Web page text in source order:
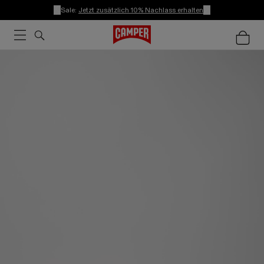
Sale: Jetzt zusätzlich 10% Nachlass erhalten